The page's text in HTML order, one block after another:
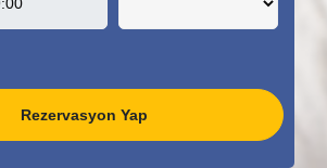
Rezervasyon Yap